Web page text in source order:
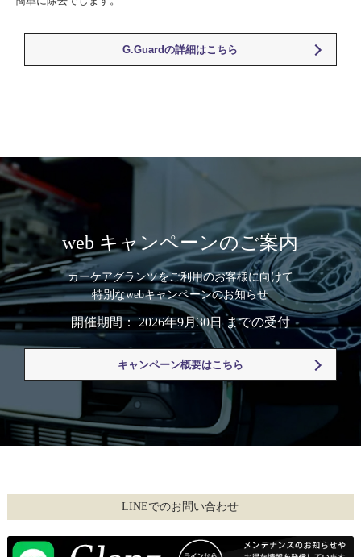
G.Guardの詳細はこちら
web キャンペーンのご案内
カーケアグランツをご利用のお客様に向けて
特別なwebキャンペーンのお知らせ
開催期間： 2026年9月30日 までの受付
キャンペーン概要はこちら
LINEでのお問い合わせ